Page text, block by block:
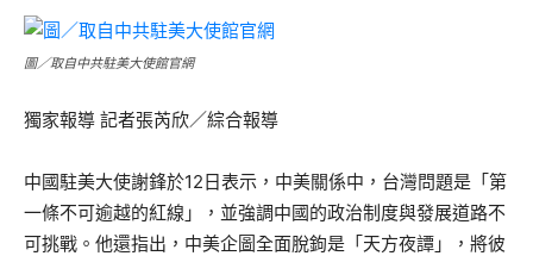
圖／取自中共駐美大使館官網
獨家報導 記者張芮欣／綜合報導
中國駐美大使謝鋒於12日表示，中美關係中，台灣問題是「第
一條不可逾越的紅線」，並強調中國的政治制度與發展道路不
可挑戰。他還指出，中美企圖全面脫鉤是「天方夜譚」，將彼